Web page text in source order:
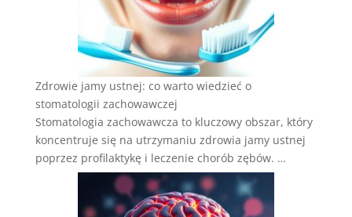
Zdrowie jamy ustnej: co warto wiedzieć o
stomatologii zachowawczej
Stomatologia zachowawcza to kluczowy obszar, który
koncentruje się na utrzymaniu zdrowia jamy ustnej
poprzez profilaktykę i leczenie chorób zębów. …